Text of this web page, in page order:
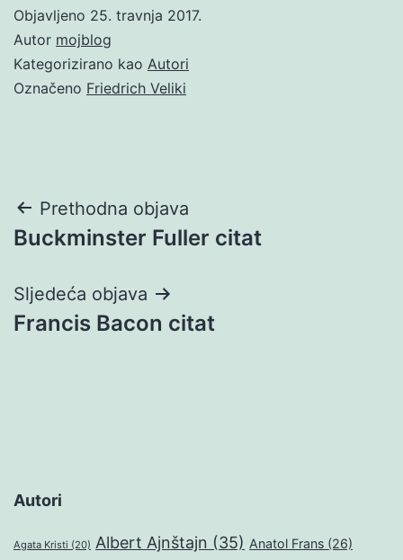
Objavljeno 25. travnja 2017.
Autor mojblog
Kategorizirano kao Autori
Označeno Friedrich Veliki
Navigacija
objava
Prethodna objava
Buckminster Fuller citat
Sljedeća objava
Francis Bacon citat
Autori
Agata Kristi (20) Albert Ajnštajn (35) Anatol Frans (26)